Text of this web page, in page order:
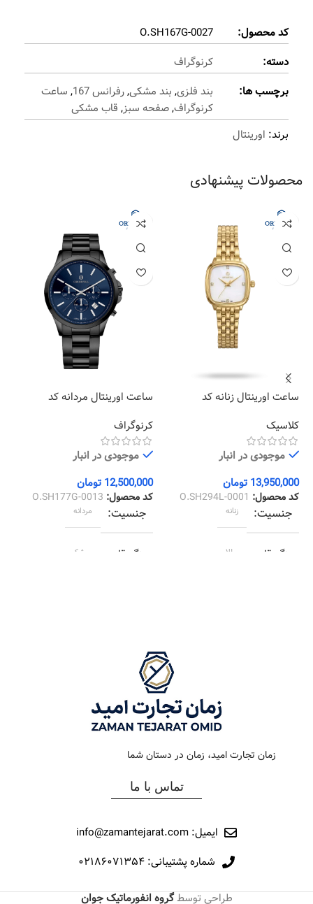
کد محصول:
O.SH167G-0027
دسته:
کرنوگراف
برچسب ها:
بند فلزی, بند مشکی,رفرانس 167 , ساعت
کرنوگراف,صفحه سبز, قاب مشکی
برند: اورینتال
محصولات پیشنهادی
ساعت اورینتال زنانه کد
کلاسیک
موجودی در انبار
13,950,000 تومان
کد محصول: O.SH294L-0001
جنسیت زنانه
رنگ قاب طلایی
کلاسیک
رفرانس 294
ساعت اورینتال مردانه کد
کرنوگراف
موجودی در انبار
12,500,000 تومان
کد محصول: O.SH177G-0013
جنسیت مردانه
رنگ قاب مشکی
جنس بند
نوع ساعت
رفرانس
برند
زمان تجارت امید، زمان در دستان شما
تماس با ما
ایمیل: info@zamantejarat.com
شماره پشتیبانی: ۰۲۱۸۶۰۷۱۳۵۴
طراحی توسطگروه انفورماتیک جوان